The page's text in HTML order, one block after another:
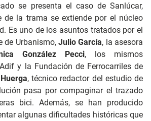
se presenta el caso de Sanlúcar,
de la trama se extiende por el núcleo
Es uno de los asuntos tratados por el
de Urbanismo, Julio García, la asesora
González Pecci, los mismos
y la Fundación de Ferrocarriles de
, técnico redactor del estudio de
pasa por compaginar el trazado
bici. Además, se han producido
algunas dificultades históricas que